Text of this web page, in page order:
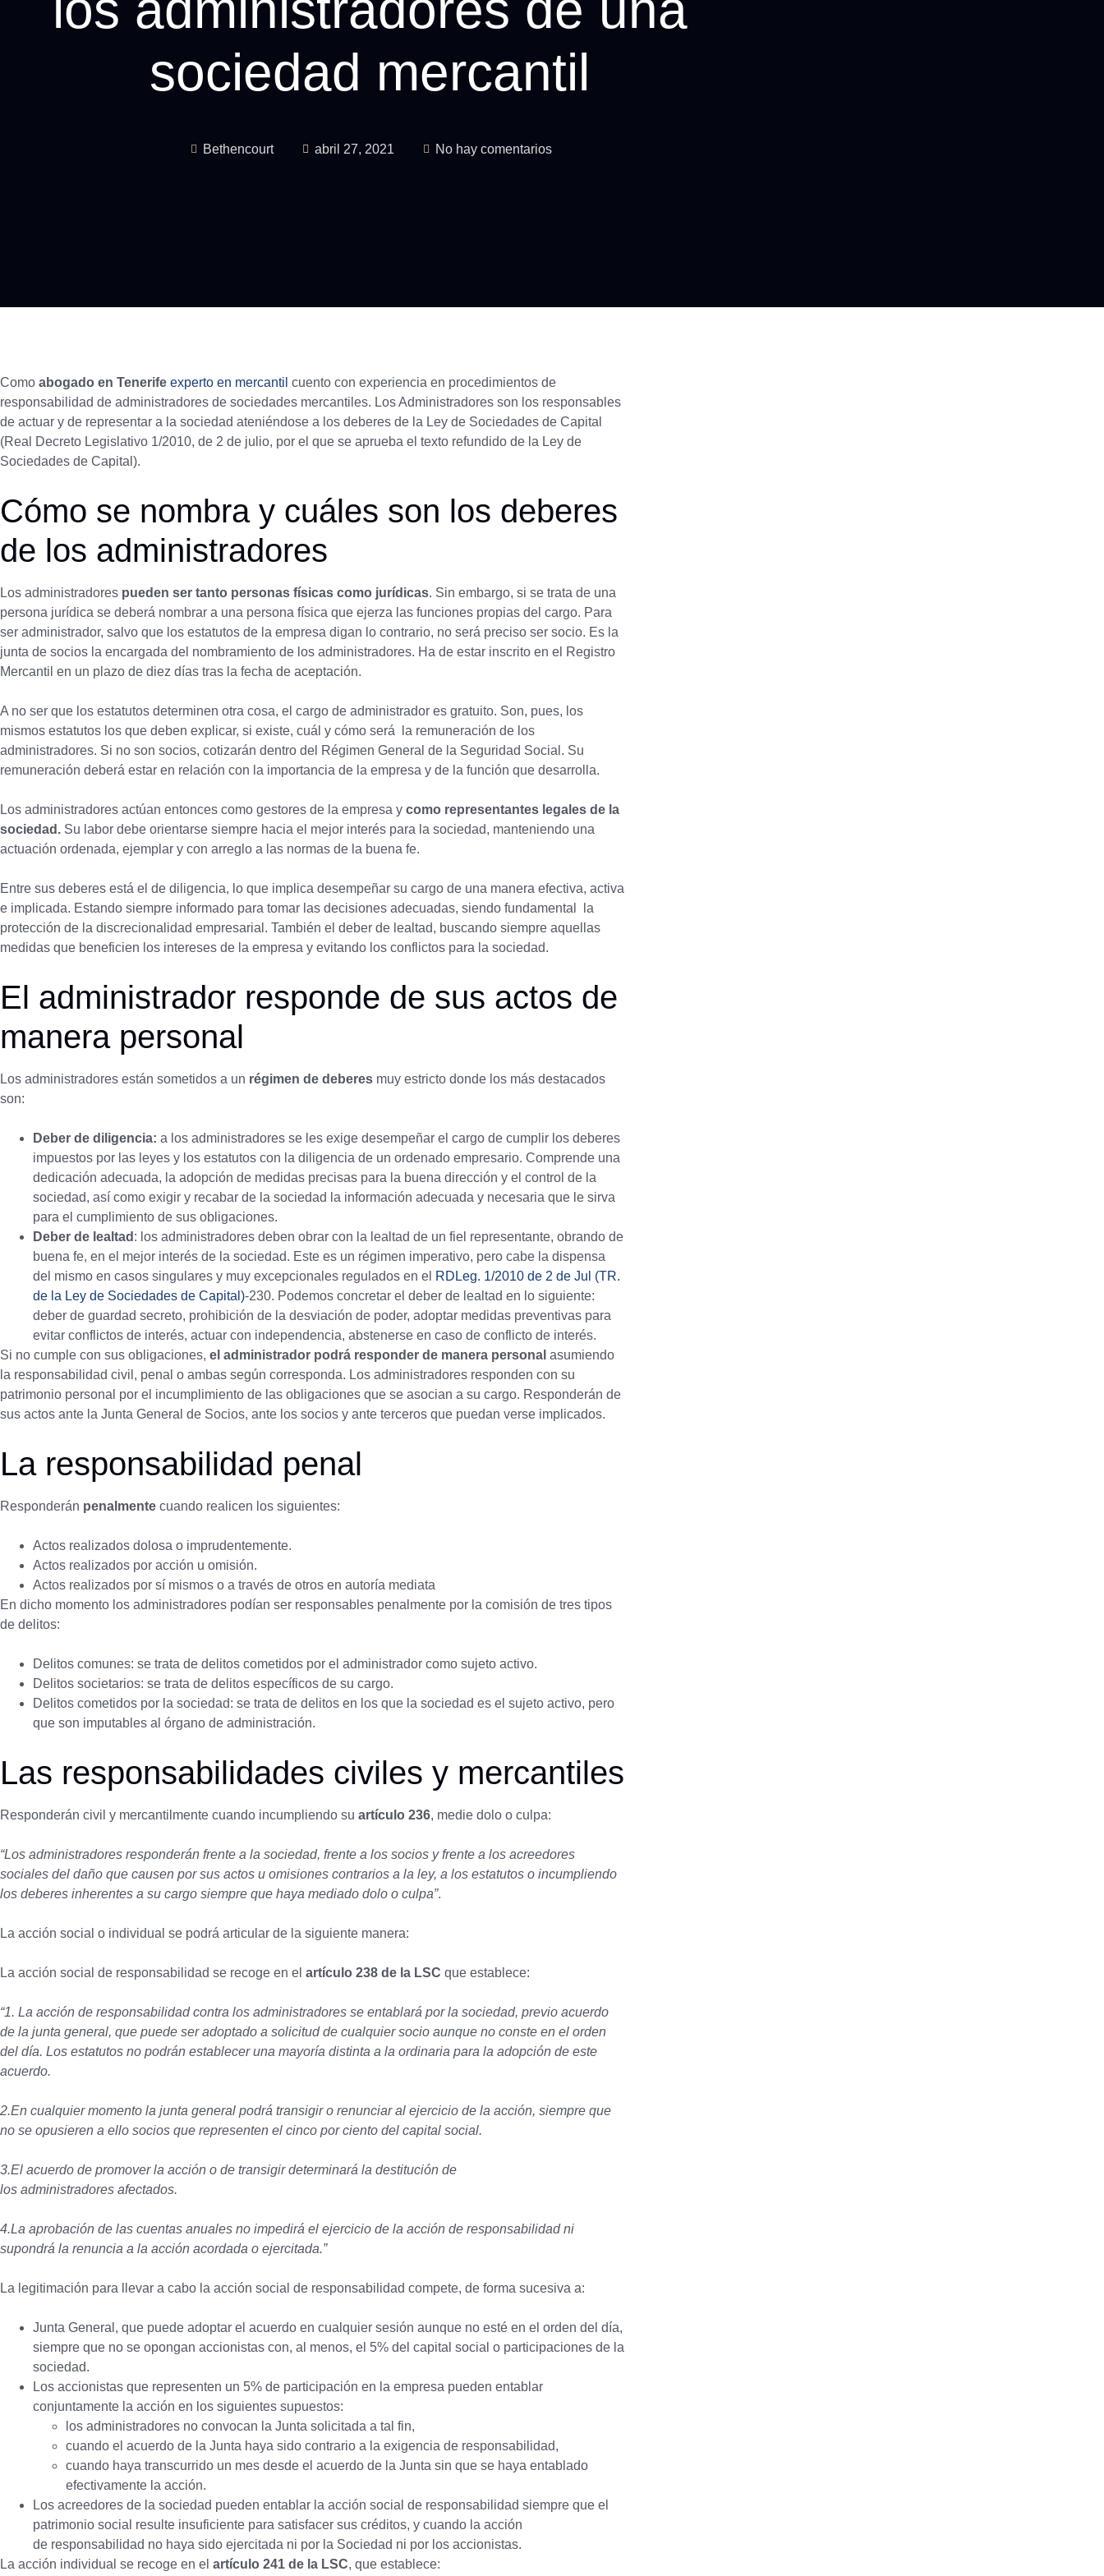
sociedad mercantil
Bethencourt abril 27, 2021 No hay comentarios
Como abogado en Tenerife experto en mercantil cuento con experiencia en procedimientos de
responsabilidad de administradores de sociedades mercantiles. Los Administradores son los responsables
de actuar y de representar a la sociedad ateniéndose a los deberes de la Ley de Sociedades de Capital
(Real Decreto Legislativo 1/2010, de 2 de julio, por el que se aprueba el texto refundido de la Ley de
Sociedades de Capital).
Cómo se nombra y cuáles son los deberes
de los administradores
Los administradores pueden ser tanto personas físicas como jurídicas. Sin embargo, si se trata de una
persona jurídica se deberá nombrar a una persona física que ejerza las funciones propias del cargo. Para
ser administrador, salvo que los estatutos de la empresa digan lo contrario, no será preciso ser socio. Es la
junta de socios la encargada del nombramiento de los administradores. Ha de estar inscrito en el Registro
Mercantil en un plazo de diez días tras la fecha de aceptación.
A no ser que los estatutos determinen otra cosa, el cargo de administrador es gratuito. Son, pues, los
mismos estatutos los que deben explicar, si existe, cuál y cómo será la remuneración de los
administradores. Si no son socios, cotizarán dentro del Régimen General de la Seguridad Social. Su
remuneración deberá estar en relación con la importancia de la empresa y de la función que desarrolla.
Los administradores actúan entonces como gestores de la empresa y como representantes legales de la
sociedad. Su labor debe orientarse siempre hacia el mejor interés para la sociedad, manteniendo una
actuación ordenada, ejemplar y con arreglo a las normas de la buena fe.
Entre sus deberes está el de diligencia, lo que implica desempeñar su cargo de una manera efectiva, activa
e implicada. Estando siempre informado para tomar las decisiones adecuadas, siendo fundamental la
protección de la discrecionalidad empresarial. También el deber de lealtad, buscando siempre aquellas
medidas que beneficien los intereses de la empresa y evitando los conflictos para la sociedad.
El administrador responde de sus actos de
manera personal
Los administradores están sometidos a un régimen de deberes muy estricto donde los más destacados
son:
Deber de diligencia: a los administradores se les exige desempeñar el cargo de cumplir los deberes
impuestos por las leyes y los estatutos con la diligencia de un ordenado empresario. Comprende una
dedicación adecuada, la adopción de medidas precisas para la buena dirección y el control de la
sociedad, así como exigir y recabar de la sociedad la información adecuada y necesaria que le sirva
para el cumplimiento de sus obligaciones.
Deber de lealtad : los administradores deben obrar con la lealtad de un fiel representante, obrando de
buena fe, en el mejor interés de la sociedad. Este es un régimen imperativo, pero cabe la dispensa
del mismo en casos singulares y muy excepcionales regulados en el RDLeg. 1/2010 de 2 de Jul (TR.
de la Ley de Sociedades de Capital)-230. Podemos concretar el deber de lealtad en lo siguiente:
deber de guardad secreto, prohibición de la desviación de poder, adoptar medidas preventivas para
evitar conflictos de interés, actuar con independencia, abstenerse en caso de conflicto de interés.
Si no cumple con sus obligaciones, el administrador podrá responder de manera personal asumiendo
la responsabilidad civil, penal o ambas según corresponda. Los administradores responden con su
patrimonio personal por el incumplimiento de las obligaciones que se asocian a su cargo. Responderán de
sus actos ante la Junta General de Socios, ante los socios y ante terceros que puedan verse implicados.
La responsabilidad penal
Responderán penalmente cuando realicen los siguientes:
Actos realizados dolosa o imprudentemente.
Actos realizados por acción u omisión.
Actos realizados por sí mismos o a través de otros en autoría mediata
En dicho momento los administradores podían ser responsables penalmente por la comisión de tres tipos
de delitos:
Delitos comunes: se trata de delitos cometidos por el administrador como sujeto activo.
Delitos societarios: se trata de delitos específicos de su cargo.
Delitos cometidos por la sociedad: se trata de delitos en los que la sociedad es el sujeto activo, pero
que son imputables al órgano de administración.
Las responsabilidades civiles y mercantiles
Responderán civil y mercantilmente cuando incumpliendo su artículo 236, medie dolo o culpa:
“Los administradores responderán frente a la sociedad, frente a los socios y frente a los acreedores
sociales del daño que causen por sus actos u omisiones contrarios a la ley, a los estatutos o incumpliendo
los deberes inherentes a su cargo siempre que haya mediado dolo o culpa”.
La acción social o individual se podrá articular de la siguiente manera:
La acción social de responsabilidad se recoge en el artículo 238 de la LSC que establece:
“1. La acción de responsabilidad contra los administradores se entablará por la sociedad, previo acuerdo
de la junta general, que puede ser adoptado a solicitud de cualquier socio aunque no conste en el orden
del día. Los estatutos no podrán establecer una mayoría distinta a la ordinaria para la adopción de este
acuerdo.
2.En cualquier momento la junta general podrá transigir o renunciar al ejercicio de la acción, siempre que
no se opusieren a ello socios que representen el cinco por ciento del capital social.
3.El acuerdo de promover la acción o de transigir determinará la destitución de
los administradores afectados.
4.La aprobación de las cuentas anuales no impedirá el ejercicio de la acción de responsabilidad ni
supondrá la renuncia a la acción acordada o ejercitada.”
La legitimación para llevar a cabo la acción social de responsabilidad compete, de forma sucesiva a:
Junta General, que puede adoptar el acuerdo en cualquier sesión aunque no esté en el orden del día,
siempre que no se opongan accionistas con, al menos, el 5% del capital social o participaciones de la
sociedad.
Los accionistas que representen un 5% de participación en la empresa pueden entablar
conjuntamente la acción en los siguientes supuestos:
los administradores no convocan la Junta solicitada a tal fin,
cuando el acuerdo de la Junta haya sido contrario a la exigencia de responsabilidad,
cuando haya transcurrido un mes desde el acuerdo de la Junta sin que se haya entablado
efectivamente la acción.
Los acreedores de la sociedad pueden entablar la acción social de responsabilidad siempre que el
patrimonio social resulte insuficiente para satisfacer sus créditos, y cuando la acción
de responsabilidad no haya sido ejercitada ni por la Sociedad ni por los accionistas.
La acción individual se recoge en el artículo 241 de la LSC, que establece: